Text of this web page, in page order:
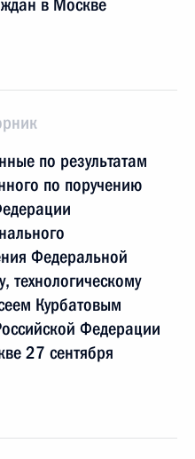
в Москве
по результатам
по поручению
Федеральной
технологическому
Курбатовым
Федерации
27 сентября